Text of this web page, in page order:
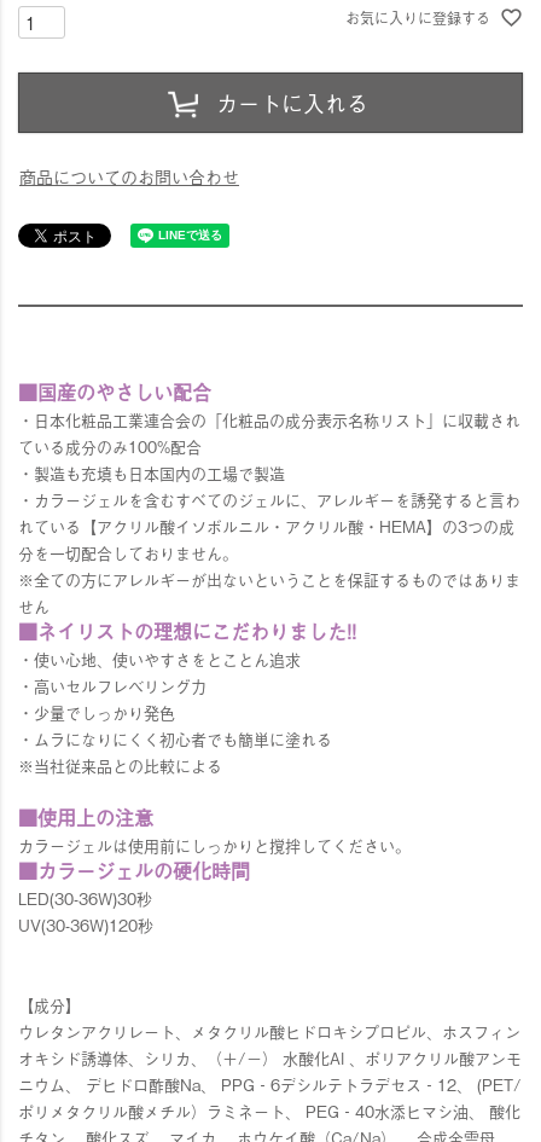
お気に入りに登録する
カートに入れる
商品についてのお問い合わせ
■国産のやさしい配合
・日本化粧品工業連合会の「化粧品の成分表示名称リスト」に収載され
ている成分のみ100%配合
・製造も充填も日本国内の工場で製造
・カラージェルを含むすべてのジェルに、アレルギーを誘発すると言わ
れている【アクリル酸イソボルニル・アクリル酸・HEMA】の3つの成
分を一切配合しておりません。
※全ての方にアレルギーが出ないということを保証するものではありま
せん
■ネイリストの理想にこだわりました!!
・使い心地、使いやすさをとことん追求
・高いセルフレベリング力
・少量でしっかり発色
・ムラになりにくく初心者でも簡単に塗れる
※当社従来品との比較による
■使用上の注意
カラージェルは使用前にしっかりと撹拌してください。
■カラージェルの硬化時間
LED(30-36W)30秒
UV(30-36W)120秒
【成分】
ウレタンアクリレート、メタクリル酸ヒドロキシプロピル、ホスフィン
オキシド誘導体、シリカ、（＋/－） 水酸化Al 、ポリアクリル酸アンモ
ニウム、 デヒドロ酢酸Na、 PPG‐6デシルテトラデセス‐12、 (PET/
ポリメタクリル酸メチル）ラミネート、 PEG‐40水添ヒマシ油、 酸化